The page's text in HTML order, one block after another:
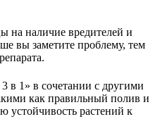
на наличие вредителей и
вы заметите проблему, тем
в 1» в сочетании с другими
как правильный полив и
устойчивость растений к